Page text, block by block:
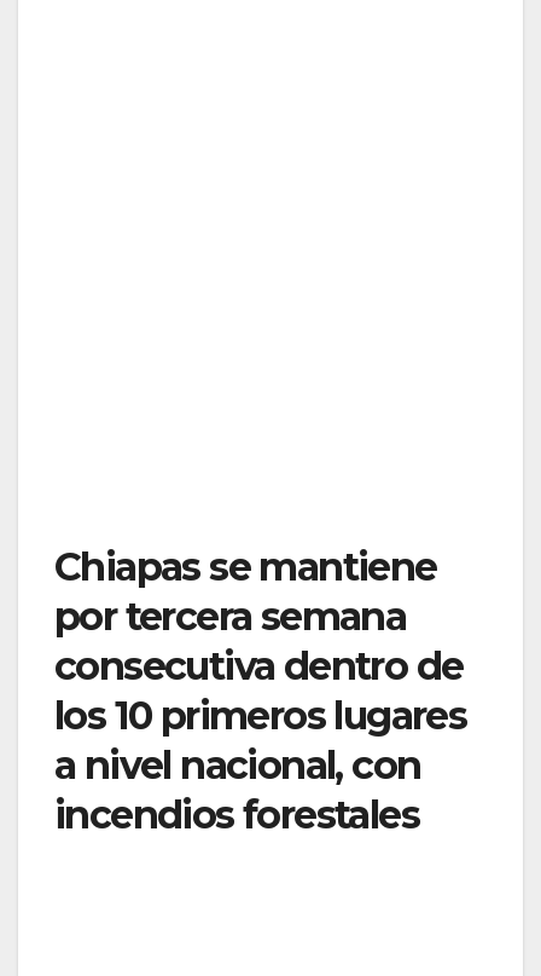
Chiapas se mantiene
por tercera semana
consecutiva dentro de
los 10 primeros lugares
a nivel nacional, con
incendios forestales